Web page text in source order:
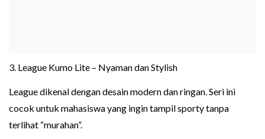
3. League Kumo Lite – Nyaman dan Stylish
League dikenal dengan desain modern dan ringan. Seri ini
cocok untuk mahasiswa yang ingin tampil sporty tanpa
terlihat “murahan”.